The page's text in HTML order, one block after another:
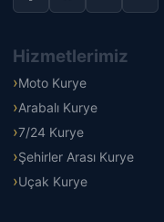
Hizmetlerimiz
Moto Kurye
Arabalı Kurye
7/24 Kurye
Şehirler Arası Kurye
Uçak Kurye